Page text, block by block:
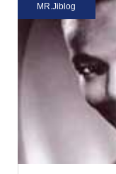
MR.Jiblog